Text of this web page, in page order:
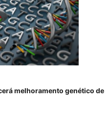
melhoramento genético de